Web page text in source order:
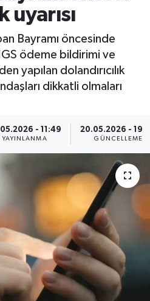
uyarısı
Bayramı öncesinde
ödeme bildirimi ve
yapılan dolandırıcılık
dikkatli olmaları
- 11:49
YAYINLANMA
20.05.2026 -
GÜNCELLEME
- Turizm